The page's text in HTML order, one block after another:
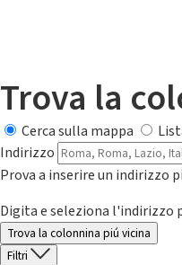
Trova la
Cerca sulla mappa
Indirizzo
Prova a inserire un indirizzo
Digita e seleziona l'indirizzo
Trova la colonnina piú vicina
Filtri